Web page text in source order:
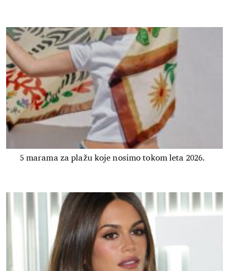
5 marama za plažu koje nosimo tokom leta 2026.